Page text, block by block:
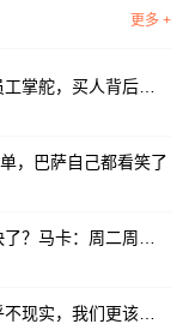
更多 +
，巴萨自己都看笑了